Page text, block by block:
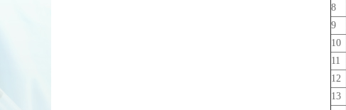
8
9
10
11
12
13